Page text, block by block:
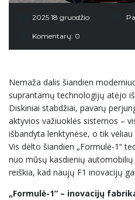
2025 18 gruodžio
Komentarų: 0
Nemaža dalis šiandien
suprantamų technologijų atėjo iš
Diskiniai stabdžiai, pavarų
aktyvios važiuoklės sistemos –
išbandyta lenktynėse, o tik
Vis dėlto šiandien „Formulė-1“
nuo mūsų kasdienių
reiškia, kad naujų F1 inovacijų
„Formulė-1“ – inovacijų